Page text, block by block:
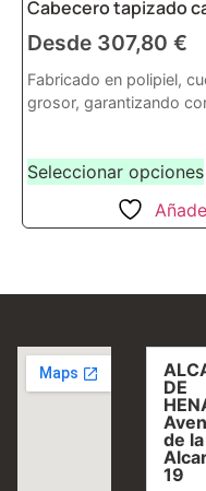
Cabecero tapizado
Desde 307,80 €
Fabricado en polipiel,
grosor, garantizando
Seleccionar opciones
DE
de la
19